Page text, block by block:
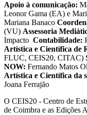
Apoio à comunicação:
Leonor Gama (EA) e
Mariana Banaco
(VU) Assessoria
Impacto Contabilidade:
Artística e Científica de
FLUC, CEIS20, CITAC)
NOW: Fernando Matos
Artística e Científica da
Joana Ferrajão
O CEIS20 - Centro de
de Coimbra e as Edições